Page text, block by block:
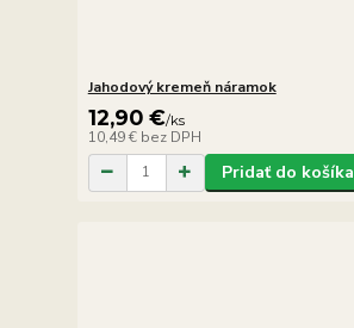
Jahodový kremeň náramok
12,90 €/ks
10,49 € bez DPH
Pridať do košíka